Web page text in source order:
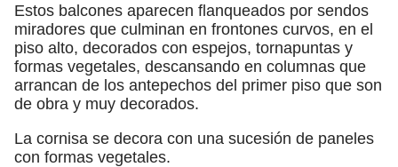
Estos balcones aparecen flanqueados por sendos
miradores que culminan en frontones curvos, en el
piso alto, decorados con espejos, tornapuntas y
formas vegetales, descansando en columnas que
arrancan de los antepechos del primer piso que son
de obra y muy decorados.
La cornisa se decora con una sucesión de paneles
con formas vegetales.